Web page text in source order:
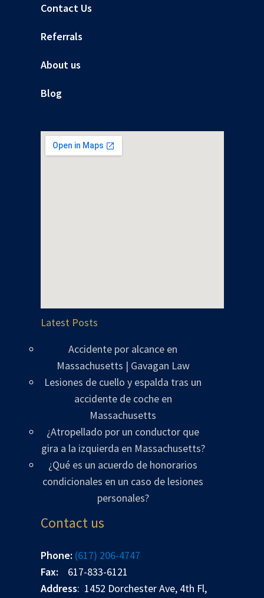
Contact Us
Referrals
About us
Blog
Latest Posts
Accidente por alcance en
Massachusetts | Gavagan Law
Lesiones de cuello y espalda tras un
accidente de coche en
Massachusetts
¿Atropellado por un conductor que
gira a la izquierda en Massachusetts?
¿Qué es un acuerdo de honorarios
condicionales en un caso de lesiones
personales?
Contact us
Phone: (617) 206-4747
Fax: 617-833-6121
Address: 1452 Dorchester Ave, 4th Fl,